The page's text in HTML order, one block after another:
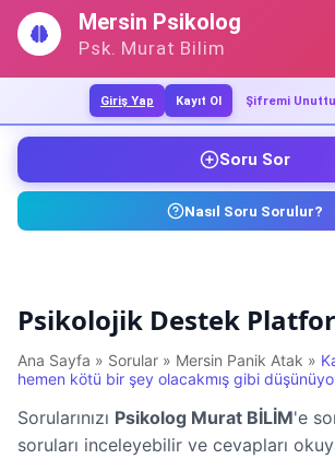
İçeriğe
geç
Mersin Psikolog
Psk. Murat Bilim
Giriş Yap Kayıt Ol Şifremi
Soru Sor
Nasıl Soru Sorulur?
Psikolojik Destek
Ana Sayfa » Sorular » Mersin Panik Atak »
hemen kötü bir şey olacakmış gibi
Sorularınızı Psikolog Murat BİLİM'e
soruları inceleyebilir ve cevapları